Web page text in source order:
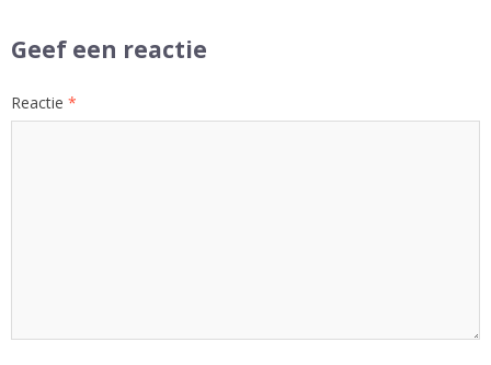
Geef een reactie
Reactie *